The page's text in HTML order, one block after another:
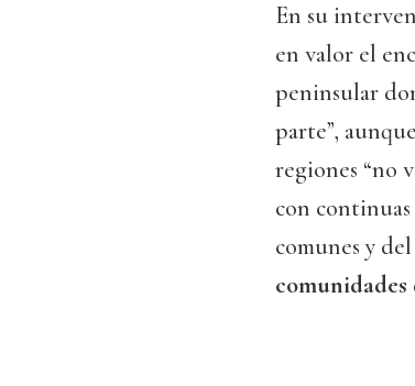
En su
en valor el
peninsular
parte”,
regiones “no
con
comunes y